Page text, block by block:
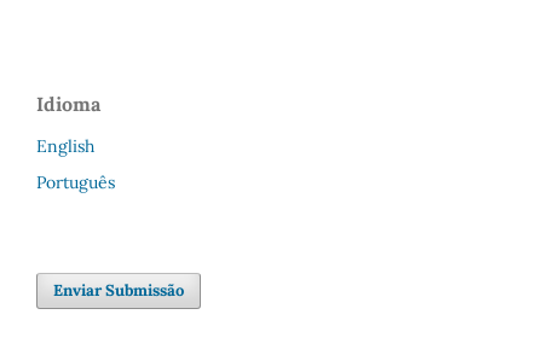
Idioma
English
Português
Enviar Submissão